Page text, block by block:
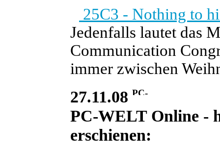
25C3 - Nothing to
Jedenfalls lautet das
Communication
immer zwischen
27.11.08
PC-WELT Online -
erschienen: